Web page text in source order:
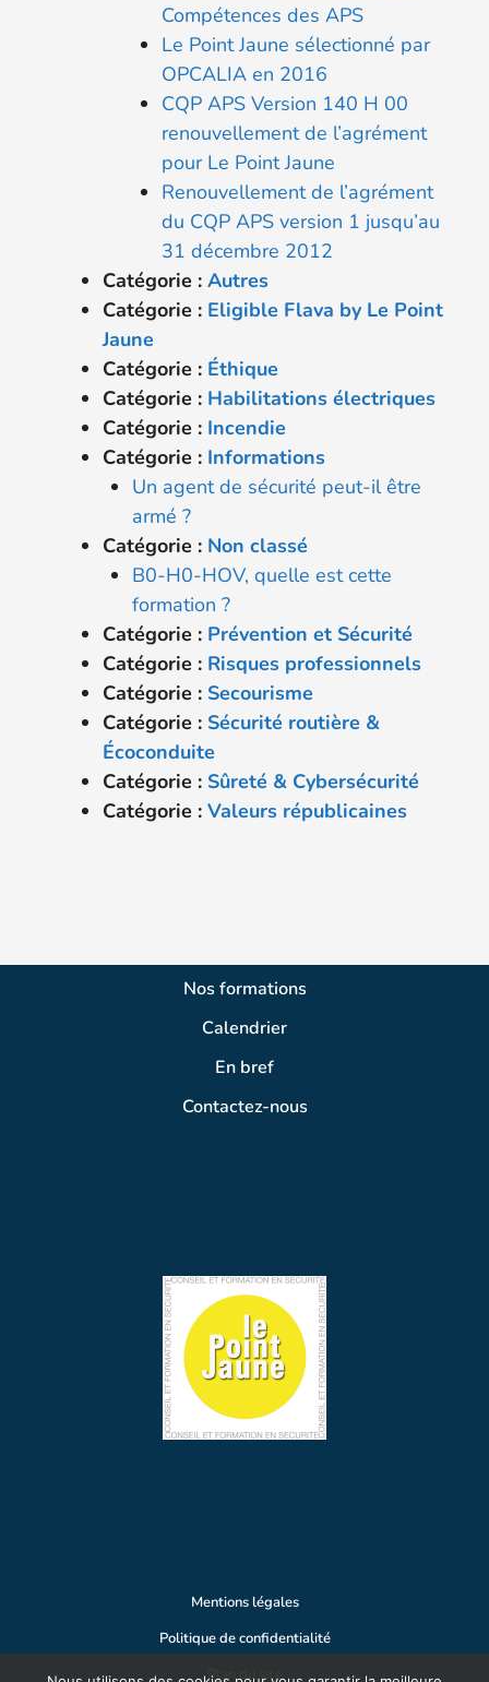
Compétences des APS
Le Point Jaune sélectionné par
OPCALIA en 2016
CQP APS Version 140 H 00
renouvellement de l’agrément
pour Le Point Jaune
Renouvellement de l’agrément
du CQP APS version 1 jusqu’au
31 décembre 2012
Catégorie : Autres
Catégorie : Eligible Flava by Le Point
Jaune
Catégorie : Éthique
Catégorie : Habilitations électriques
Catégorie : Incendie
Catégorie : Informations
Un agent de sécurité peut-il être
armé ?
Catégorie : Non classé
B0-H0-HOV, quelle est cette
formation ?
Catégorie : Prévention et Sécurité
Catégorie : Risques professionnels
Catégorie : Secourisme
Catégorie : Sécurité routière &
Écoconduite
Catégorie : Sûreté & Cybersécurité
Catégorie : Valeurs républicaines
Nos formations
Calendrier
En bref
Contactez-nous
Mentions légales
Politique de confidentialité
Plan du site